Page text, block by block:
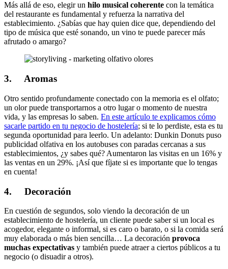
Más allá de eso, elegir un hilo musical coherente con la temática
del restaurante es fundamental y refuerza la narrativa del
establecimiento. ¿Sabías que hay quien dice que, dependiendo del
tipo de música que esté sonando, un vino te puede parecer más
afrutado o amargo?
3. Aromas
Otro sentido profundamente conectado con la memoria es el olfato;
un olor puede transportarnos a otro lugar o momento de nuestra
vida, y las empresas lo saben. En este artículo te explicamos cómo
sacarle partido en tu negocio de hostelería; si te lo perdiste, esta es tu
segunda oportunidad para leerlo. Un adelanto: Dunkin Donuts puso
publicidad olfativa en los autobuses con paradas cercanas a sus
establecimientos, ¿y sabes qué? Aumentaron las visitas en un 16% y
las ventas en un 29%. ¡Así que fíjate si es importante que lo tengas
en cuenta!
4. Decoración
En cuestión de segundos, solo viendo la decoración de un
establecimiento de hostelería, un cliente puede saber si un local es
acogedor, elegante o informal, si es caro o barato, o si la comida será
muy elaborada o más bien sencilla… La decoración provoca
muchas expectativas y también puede atraer a ciertos públicos a tu
negocio (o disuadir a otros).